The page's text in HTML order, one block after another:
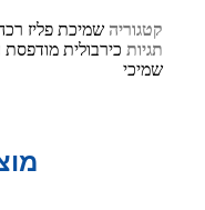
קטגוריה שמיכת פליז רכה
תגיות כירבולית
שמיכי